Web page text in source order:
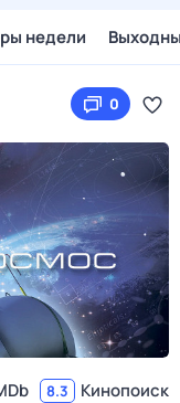
недели
0
8.3 Кинопоиск